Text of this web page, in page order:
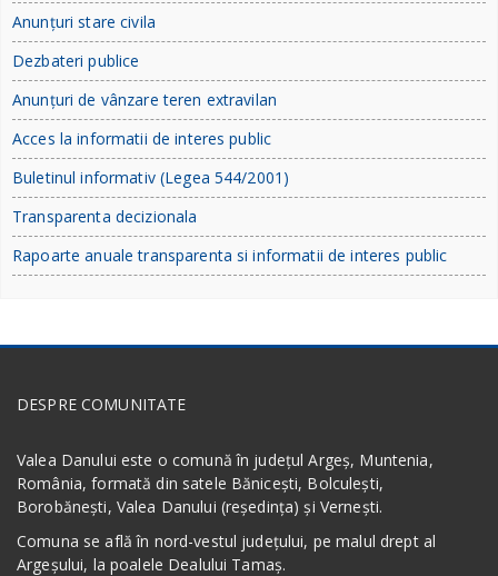
Anunțuri stare civila
Dezbateri publice
Anunțuri de vânzare teren extravilan
Acces la informatii de interes public
Buletinul informativ (Legea 544/2001)
Transparenta decizionala
Rapoarte anuale transparenta si informatii de interes public
DESPRE COMUNITATE
Valea Danului este o comună în județul Argeș, Muntenia,
România, formată din satele Bănicești, Bolculești,
Borobănești, Valea Danului (reședința) și Vernești.
Comuna se află în nord-vestul județului, pe malul drept al
Argeșului, la poalele Dealului Tamaș.